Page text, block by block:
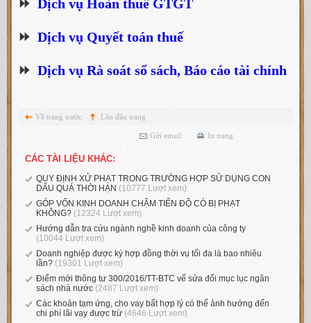
⏩ Dịch vụ Hoàn thuế GTGT
⏩ Dịch vụ Quyết toán thuế
⏩ Dịch vụ Rà soát sổ sách, Báo cáo tài chính
Về trang trước Lên đầu trang
Gửi email In trang
CÁC TÀI LIỆU KHÁC:
QUY ĐỊNH XỬ PHẠT TRONG TRƯỜNG HỢP SỬ DỤNG CON
DẤU QUÁ THỜI HẠN (10777 Lượt xem)
GÓP VỐN KINH DOANH CHẬM TIẾN ĐỘ CÓ BỊ PHẠT
KHÔNG? (12324 Lượt xem)
Hướng dẫn tra cứu ngành nghề kinh doanh của công ty
(10044 Lượt xem)
Doanh nghiệp được ký hợp đồng thời vụ tối đa là bao nhiêu
lần? (19301 Lượt xem)
Điểm mới thông tư 300/2016/TT-BTC vế sửa đổi mục lục ngân
sách nhà nước (2487 Lượt xem)
Các khoản tạm ứng, cho vay bất hợp lý có thể ảnh hưởng đến
chi phí lãi vay được trừ (4646 Lượt xem)